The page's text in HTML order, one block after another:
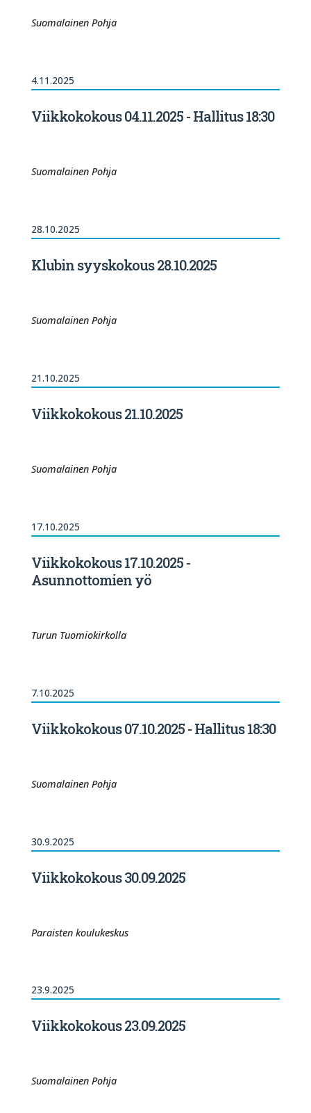
Suomalainen Pohja
4.11.2025
Viikkokokous 04.11.2025 - Hallitus 18:30
Suomalainen Pohja
28.10.2025
Klubin syyskokous 28.10.2025
Suomalainen Pohja
21.10.2025
Viikkokokous 21.10.2025
Suomalainen Pohja
17.10.2025
Viikkokokous 17.10.2025 -
Asunnottomien yö
Turun Tuomiokirkolla
7.10.2025
Viikkokokous 07.10.2025 - Hallitus 18:30
Suomalainen Pohja
30.9.2025
Viikkokokous 30.09.2025
Paraisten koulukeskus
23.9.2025
Viikkokokous 23.09.2025
Suomalainen Pohja